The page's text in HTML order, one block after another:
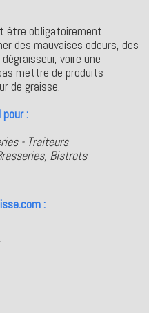
être obligatoirement
des mauvaises odeurs, des
voire une
mettre de produits
de graisse.
:
- Traiteurs
Bistrots
: